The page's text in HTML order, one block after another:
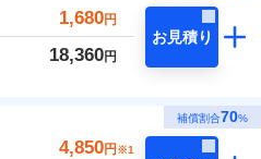
1,680円
18,360円
お見積り
補償割合70%
4,850円 ※1